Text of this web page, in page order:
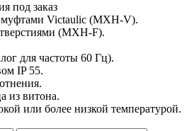
под заказ
муфтами Victaulic (MXH-V).
(MXH-F).
для частоты 60 Гц).
IP 55.
из витона.
или более низкой температурой.